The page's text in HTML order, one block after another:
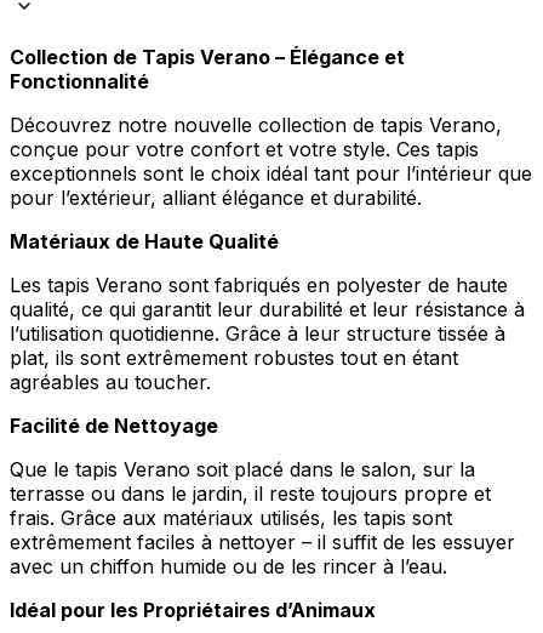
Collection de Tapis Verano – Élégance et
Fonctionnalité
Découvrez notre nouvelle collection de tapis Verano,
conçue pour votre confort et votre style. Ces tapis
exceptionnels sont le choix idéal tant pour l’intérieur que
pour l’extérieur, alliant élégance et durabilité.
Matériaux de Haute Qualité
Les tapis Verano sont fabriqués en polyester de haute
qualité, ce qui garantit leur durabilité et leur résistance à
l’utilisation quotidienne. Grâce à leur structure tissée à
plat, ils sont extrêmement robustes tout en étant
agréables au toucher.
Facilité de Nettoyage
Que le tapis Verano soit placé dans le salon, sur la
terrasse ou dans le jardin, il reste toujours propre et
frais. Grâce aux matériaux utilisés, les tapis sont
extrêmement faciles à nettoyer – il suffit de les essuyer
avec un chiffon humide ou de les rincer à l’eau.
Idéal pour les Propriétaires d’Animaux